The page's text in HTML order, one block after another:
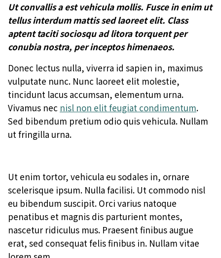
Ut convallis a est vehicula mollis. Fusce in enim ut
tellus interdum mattis sed laoreet elit. Class
aptent taciti sociosqu ad litora torquent per
conubia nostra, per inceptos himenaeos.
Donec lectus nulla, viverra id sapien in, maximus
vulputate nunc. Nunc laoreet elit molestie,
tincidunt lacus accumsan, elementum urna.
Vivamus nec nisl non elit feugiat condimentum.
Sed bibendum pretium odio quis vehicula. Nullam
ut fringilla urna.
Ut enim tortor, vehicula eu sodales in, ornare
scelerisque ipsum. Nulla facilisi. Ut commodo nisl
eu bibendum suscipit. Orci varius natoque
penatibus et magnis dis parturient montes,
nascetur ridiculus mus. Praesent finibus augue
erat, sed consequat felis finibus in. Nullam vitae